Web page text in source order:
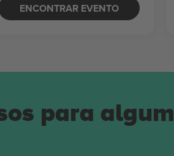
ENCONTRAR EVENTO
para algum